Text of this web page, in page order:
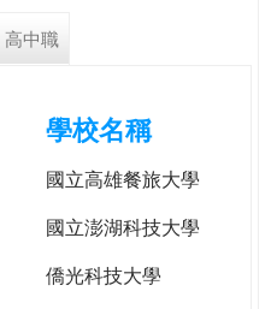
高中職
學校名稱
國立高雄餐旅大學
國立澎湖科技大學
僑光科技大學